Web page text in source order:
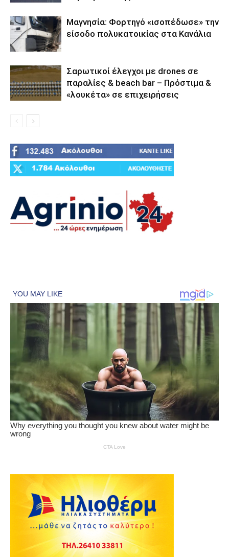
Μαγνησία: Φορτηγό «ισοπέδωσε» την
είσοδο πολυκατοικίας στα Κανάλια
Σαρωτικοί έλεγχοι με drones σε
παραλίες & beach bar – Πρόστιμα &
«λουκέτα» σε επιχειρήσεις